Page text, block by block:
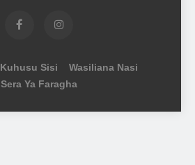
Kuhusu Sisi
Wasiliana Nasi
Sera Ya Faragha